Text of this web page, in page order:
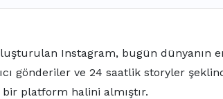
Instagram, bugün dünyanın
gönderiler ve 24 saatlik storyler
bir platform halini almıştır.